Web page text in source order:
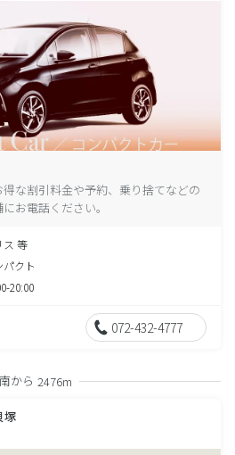
な割引料金や予約、乗り捨てなどの
お電話ください。
ス 等
パクト
20:00
072-432-4777
から 2476m
塚